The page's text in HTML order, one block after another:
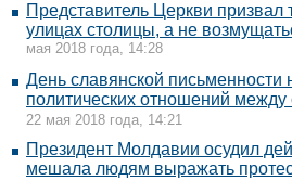
Представитель Церкви призвал
улицах столицы, а не
мая 2018 года, 14:28
День славянской письменности
политических отношений
22 мая 2018 года, 14:21
Президент Молдавии осудил
мешала людям выражать